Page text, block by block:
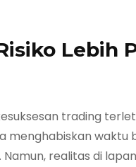
Lebih
trading
menghabiskan waktu
realitas di